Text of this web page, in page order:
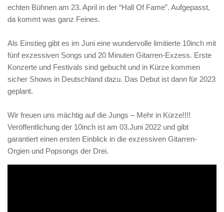
echten Bühnen am 23. April in der “Hall Of Fame”. Aufgepasst,
da kommt was ganz Feines.
Als Einstieg gibt es im Juni eine wundervolle limitierte 10inch mit
fünf exzessiven Songs und 20 Minuten Gitarren-Exzess. Erste
Konzerte und Festivals sind gebucht und in Kürze kommen
sicher Shows in Deutschland dazu. Das Debut ist dann für 2023
geplant.
Wir freuen uns mächtig auf die Jungs – Mehr in Kürze!!!!
Veröffentlichung der 10inch ist am 03.Juni 2022 und gibt
garantiert einen ersten Einblick in die exzessiven Gitarren-
Orgien und Popsongs der Drei.